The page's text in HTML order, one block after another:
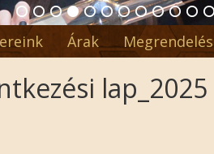
Árak Megrendelés
lap_2025